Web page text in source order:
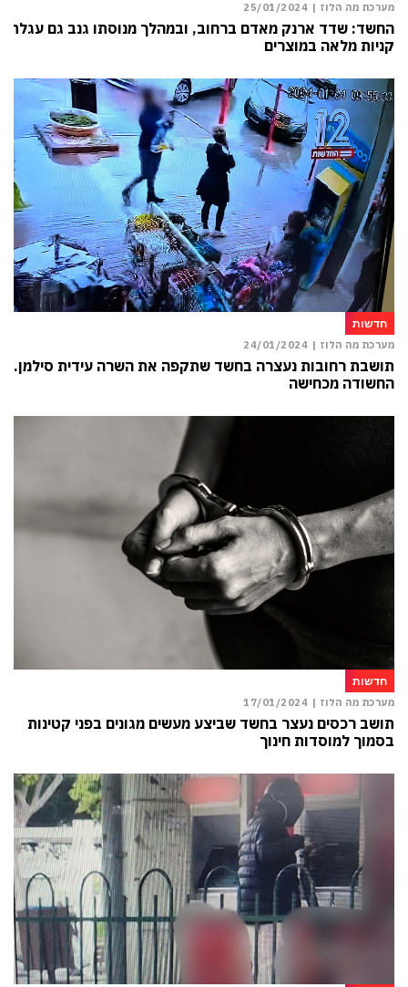
מערכת מה הלוז | 25/01/2024
החשד: שדד ארנק מאדם ברחוב, ובמהלך מנוסתו גנב גם עגלת
קניות מלאה במוצרים
חדשות
מערכת מה הלוז | 24/01/2024
תושבת רחובות נעצרה בחשד שתקפה את השרה עידית סילמן.
החשודה מכחישה
חדשות
מערכת מה הלוז | 17/01/2024
תושב רכסים נעצר בחשד שביצע מעשים מגונים בפני קטינות
בסמוך למוסדות חינוך